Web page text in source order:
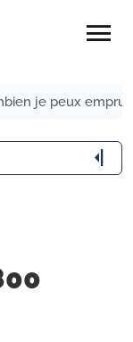
menu
je peux
arrow_menu_close